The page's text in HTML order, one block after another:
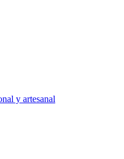
y artesanal